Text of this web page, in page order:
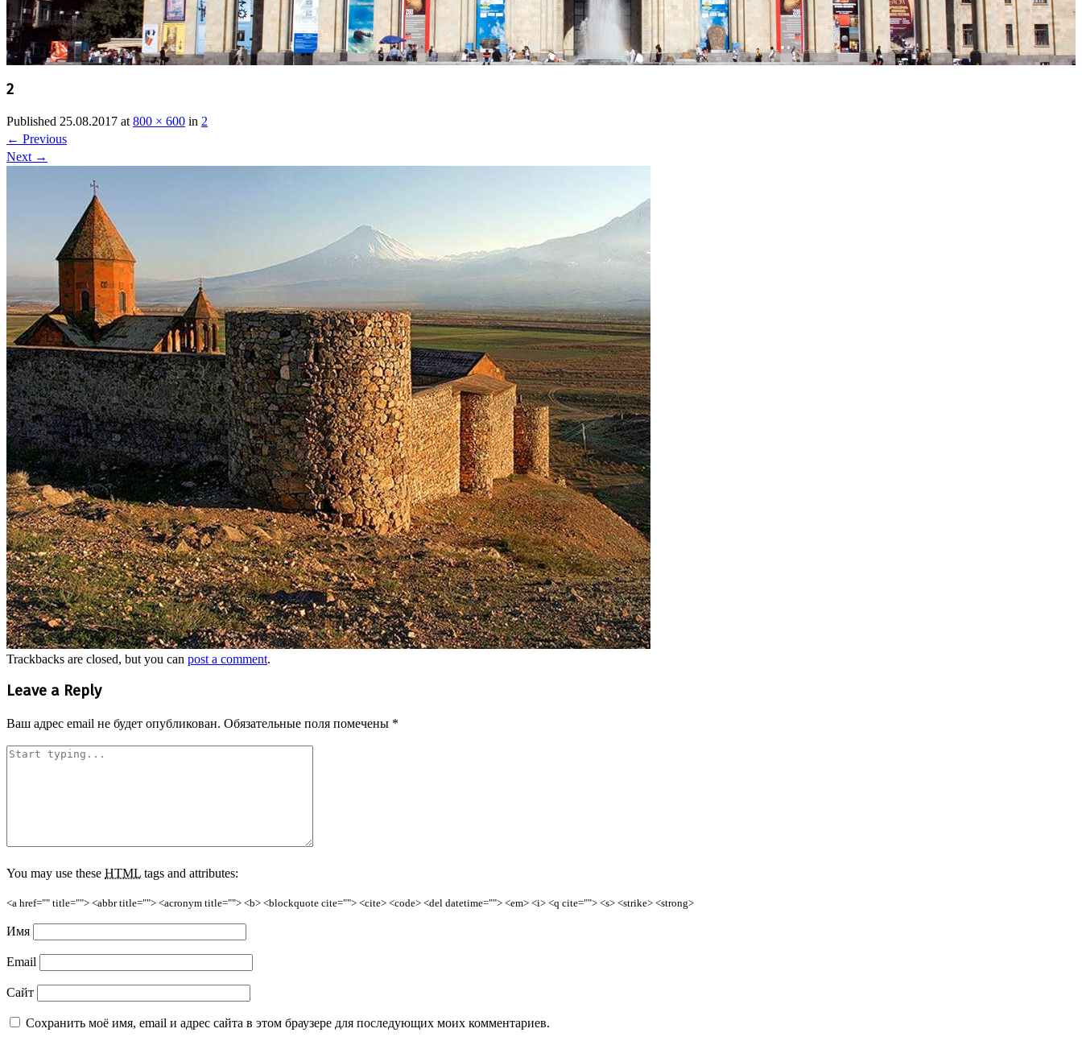
2
Published 25.08.2017 at800 × 600 in 2
← Previous
Next →
Trackbacks are closed, but you can post a comment.
Leave a Reply
Ваш адрес email не будет опубликован. Обязательные поля помечены *
You may use these HTML tags and attributes:
<a href="" title=""> <abbr title=""> <acronym title=""> <b> <blockquote cite=""> <cite> <code> <del datetime=""> <em> <i> <q cite=""> <s> <strike> <strong>
Имя
Email
Сайт
Сохранить моё имя, email и адрес сайта в этом браузере для последующих моих комментариев.